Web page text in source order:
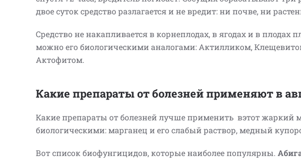
двое суток средство разлагается и не вредит: ни почве, ни
Средство не накапливается в корнеплодах, в ягодах и в плодах
можно его биологическими аналогами: Актилликом,
Актофитом.
Какие препараты от болезней применяют в
Какие препараты от болезней лучше применить вэтот
биологическими: марганец и его слабый раствор, медный
Вот список биофунгицидов, которые наиболее популярны.